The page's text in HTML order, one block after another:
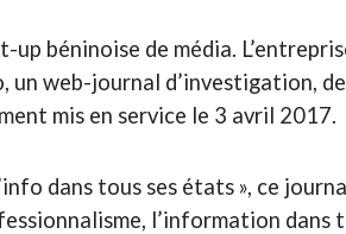
up béninoise de média.
un web-journal d’investigation,
mis en service le 3 avril 2017.
dans tous ses états », ce
l’information